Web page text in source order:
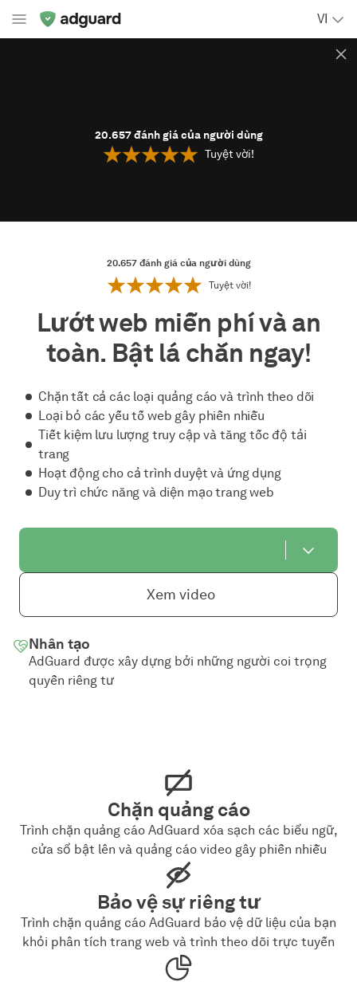
VI
20.657đánh giá của người dùng
Tuyệt vời!
20.657 đánh giá của người dùng
Tuyệt vời!
Lướt web miễn phí và an
toàn. Bật lá chắn ngay!
Chặn tất cả các loại quảng cáo và trình theo dõi
Loại bỏ các yếu tố web gây phiền nhiễu
Tiết kiệm lưu lượng truy cập và tăng tốc độ tải
trang
Hoạt động cho cả trình duyệt và ứng dụng
Duy trì chức năng và diện mạo trang web
Xem video
Nhân tạo
AdGuard được xây dựng bởi những người coi trọng
quyền riêng tư
Chặn quảng cáo
Trình chặn quảng cáo AdGuard xóa sạch các biểu ngữ,
cửa sổ bật lên và quảng cáo video gây phiền nhiễu
Bảo vệ sự riêng tư
Trình chặn quảng cáo AdGuard bảo vệ dữ liệu của bạn
khỏi phân tích trang web và trình theo dõi trực tuyến